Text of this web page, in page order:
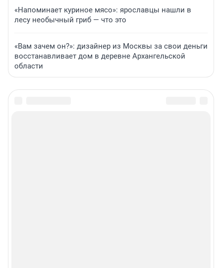
«Напоминает куриное мясо»: ярославцы нашли в
лесу необычный гриб — что это
«Вам зачем он?»: дизайнер из Москвы за свои деньги
восстанавливает дом в деревне Архангельской
области